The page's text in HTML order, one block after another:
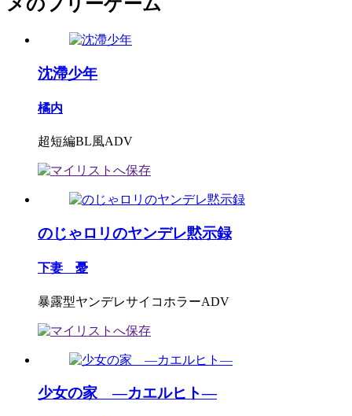
メのフリーゲーム
沈滯少年
橘内
超短編BL風ADV
のじゃロリのヤンデレ黙示録
下妻 憂
暴露型ヤンデレサイコホラーADV
少女の家 ―カエルヒト―